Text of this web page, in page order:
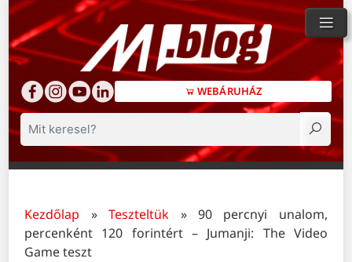
WEBÁRUHÁZ
Keresés
Kezdőlap »Teszteltük » 90 percnyi unalom,
percenként 120 forintért – Jumanji: The Video
Game teszt